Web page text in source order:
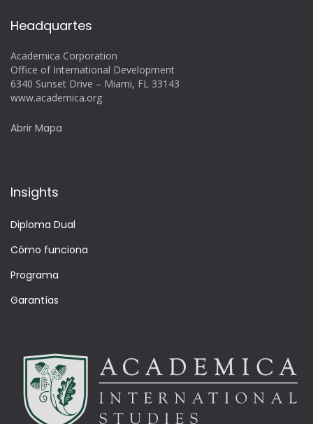
Headquartes
Academica Corporation
Office of International Development
6340 Sunset Drive – Miami, FL 33143
www.academica.org
Abrir Mapa
Insights
Diploma Dual
Cómo funciona
Programa
Garantías